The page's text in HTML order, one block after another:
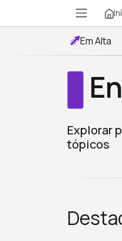
Em Alta
Explorar
tópicos